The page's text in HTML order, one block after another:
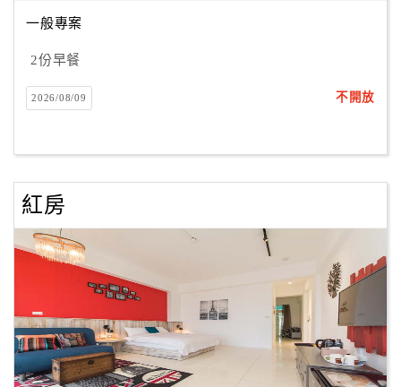
店
作
商
合
作
伴
計
劃
一般專案
2份早餐
2026/08/09 不開放
紅房